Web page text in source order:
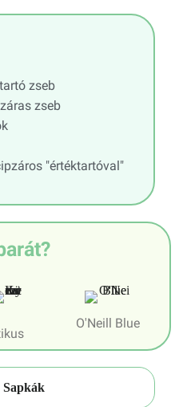
zseb
zseb
"értéktartóval"
O'Neill Blue
Sapkák